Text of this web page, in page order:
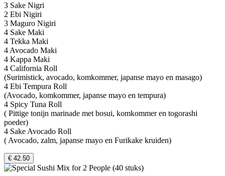
3 Sake Nigri
2 Ebi Nigiri
3 Maguro Nigiri
4 Sake Maki
4 Tekka Maki
4 Avocado Maki
4 Kappa Maki
4 California Roll
(Surimistick, avocado, komkommer, japanse mayo en masago)
4 Ebi Tempura Roll
(Avocado, komkommer, japanse mayo en tempura)
4 Spicy Tuna Roll
( Pittige tonijn marinade met bosui, komkommer en togorashi
poeder)
4 Sake Avocado Roll
( Avocado, zalm, japanse mayo en Furikake kruiden)
€ 42.50